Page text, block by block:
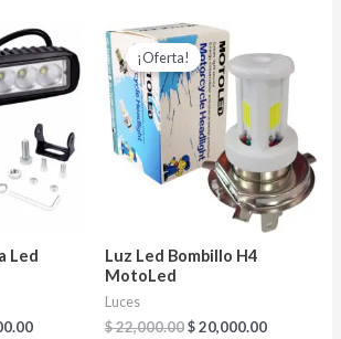
Led
El
precio
actual
es:
$ 28,000.00.
¡Oferta!
Luz Led Bombillo H4
MotoLed
Luces
$22,000.00
El
precio
original
era:
$ 22,000.00.
$20,000.00
actual
es:
$